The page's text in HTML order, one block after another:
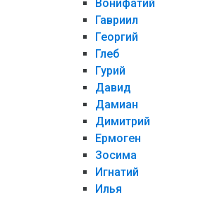
Вонифатий
Гавриил
Георгий
Глеб
Гурий
Давид
Дамиан
Димитрий
Ермоген
Зосима
Игнатий
Илья